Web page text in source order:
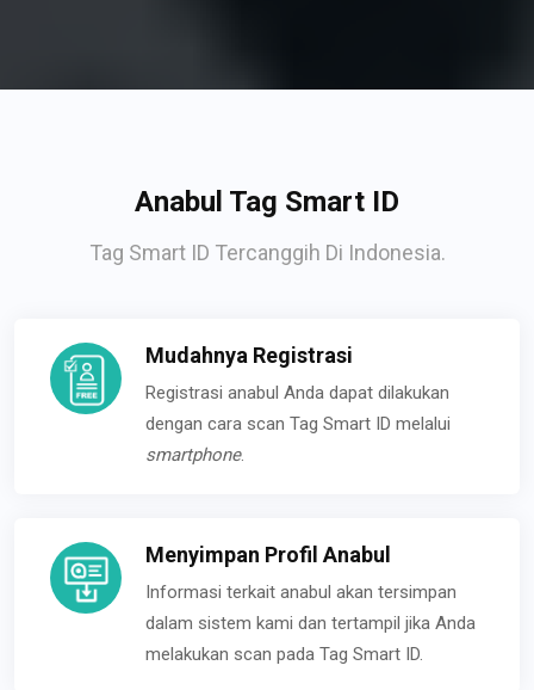
Anabul Tag Smart ID
Tag Smart ID Tercanggih Di Indonesia.
Mudahnya Registrasi
Registrasi anabul Anda dapat dilakukan
dengan cara scan Tag Smart ID melalui
smartphone.
Menyimpan Profil Anabul
Informasi terkait anabul akan tersimpan
dalam sistem kami dan tertampil jika Anda
melakukan scan pada Tag Smart ID.